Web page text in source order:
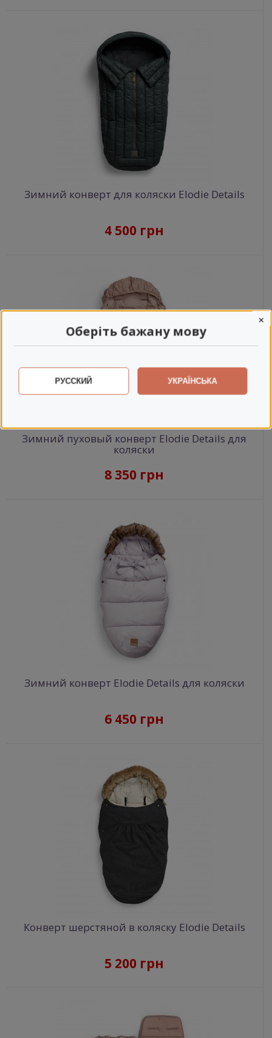
Зимний конверт для коляски Elodie Details
4 500 грн
Зимний пуховый конверт Elodie Details для
коляски
8 350 грн
Зимний конверт Elodie Details для коляски
6 450 грн
Конверт шерстяной в коляску Elodie Details
5 200 грн
Оберіть бажану мову
×
РУССКИЙ УКРАЇНСЬКА